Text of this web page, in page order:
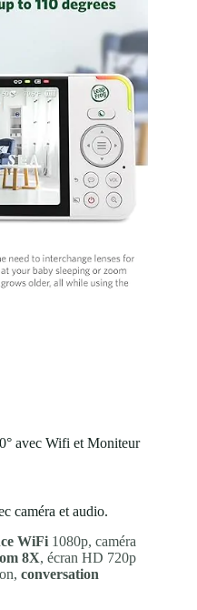
avec Wifi et Moniteur
caméra et audio.
WiFi 1080p, caméra
8X, écran HD 720p
conversation